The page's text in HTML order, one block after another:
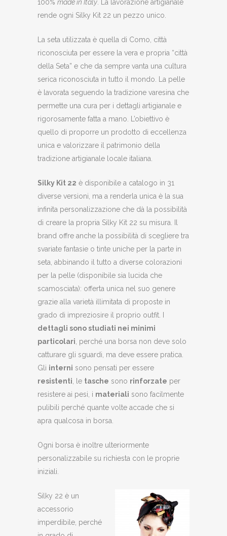
100% made in Italy . La lavorazione artigianale
rende ogni Silky Kit 22 un pezzo unico.
La seta utilizzata è quella di Como, città
riconosciuta per essere la vera e propria “città
della Seta” e che da sempre vanta una cultura
serica riconosciuta in tutto il mondo. La pelle
è lavorata seguendo la tradizione varesina che
permette una cura per i dettagli artigianale e
rigorosamente fatta a mano. L’obiettivo è
quello di proporre un prodotto di eccellenza
unica e valorizzare il patrimonio della
tradizione artigianale locale italiana.
Silky Kit 22 è disponibile a catalogo in 31
diverse versioni, ma a renderla unica è la sua
infinita personalizzazione che dà la possibilità
di creare la propria Silky Kit 22 su misura. Il
brand offre anche la possibilità di scegliere tra
svariate fantasie o tinte uniche per la parte in
seta, abbinando il tutto a diverse colorazioni
per la pelle (disponibile sia lucida che
scamosciata): offerta unica nel suo genere
grazie alla varietà illimitata di proposte in
grado di impreziosire il proprio outfit. I
dettagli sono studiati nei minimi
particolari , perché una borsa non deve solo
catturare gli sguardi, ma deve essere pratica.
Gli interni sono pensati per essere
resistenti , le tasche sono rinforzate per
resistere ai pesi, i materiali sono facilmente
pulibili perché quante volte accade che si
apra qualcosa in borsa.
Ogni borsa è inoltre ulteriormente
personalizzabile su richiesta con le proprie
iniziali.
Silky 22 è un
accessorio
imperdibile, perché